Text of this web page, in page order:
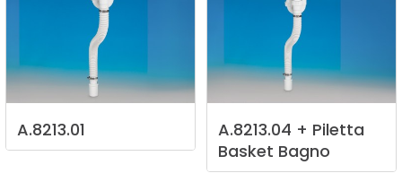
A.8213.01 A.8213.04 + Piletta
Basket Bagno